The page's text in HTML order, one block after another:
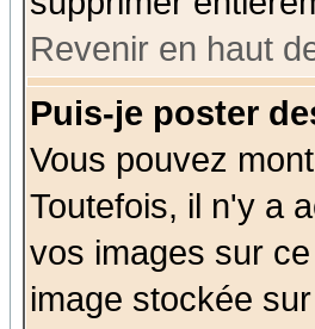
Revenir en haut
Puis-je poster
Vous pouvez
Toutefois, il n'y a
vos images sur
image stockée